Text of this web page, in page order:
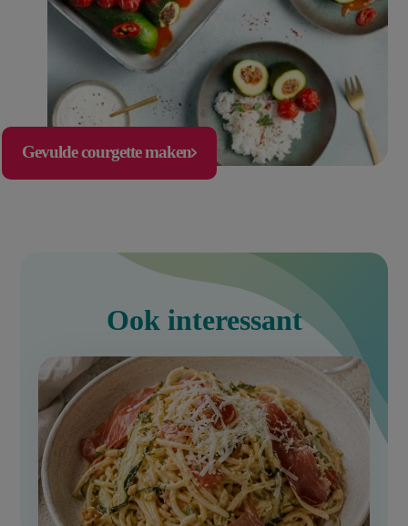
Gevulde courgette maken
Ook interessant